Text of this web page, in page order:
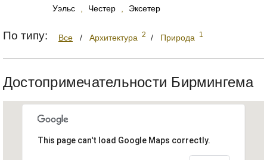
Уэльс
Честер Эксетер
По типу: Все / Архитектура 2 / Природа 1
Достопримечательности Бирмингема
This page can't load Google Maps correctly.